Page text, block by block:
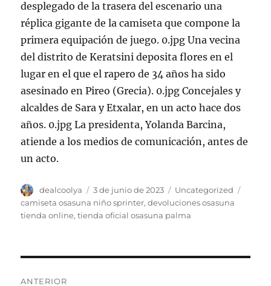
desplegado de la trasera del escenario una
réplica gigante de la camiseta que compone la
primera equipación de juego. 0.jpg Una vecina
del distrito de Keratsini deposita flores en el
lugar en el que el rapero de 34 años ha sido
asesinado en Pireo (Grecia). 0.jpg Concejales y
alcaldes de Sara y Etxalar, en un acto hace dos
años. 0.jpg La presidenta, Yolanda Barcina,
atiende a los medios de comunicación, antes de
un acto.
Autor
dealcoolya
Publicado
el
3 de junio de 2023 Categorías
Uncategorized
camiseta osasuna niño sprinter,devoluciones osasuna
tienda online,tienda oficial osasuna palma
ANTERIOR